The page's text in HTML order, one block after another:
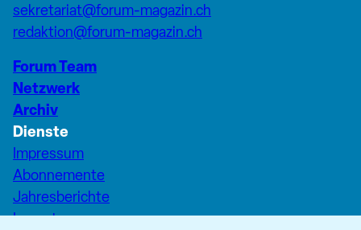
sekretariat@forum-magazin.ch
redaktion@forum-magazin.ch
Forum Team
Netzwerk
Archiv
Dienste
Impressum
Abonnemente
Jahresberichte
Inserate